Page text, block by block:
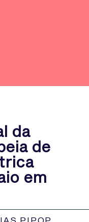
da
de
em
PIPOP